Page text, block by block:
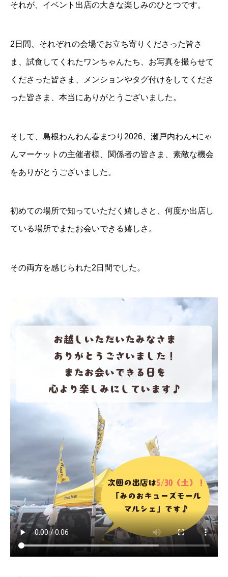
それが、イベント出店の大きな楽しみのひとつです。
2日間、それぞれの会場でお立ち寄りくださった皆さ
ま、試食してくれたワンちゃんたち、お写真を撮らせて
くださった皆さま、メンションやタグ付けをしてくださ
った皆さま、本当にありがとうございました。
そして、島根わんわん春まつり2026、瀬戸内わん+にゃ
んマーケットの主催者様、関係者の皆さま、素敵な機会
をありがとうございました。
初めての場所で知っていただく嬉しさと、何度か出店し
ている場所でまたお会いできる嬉しさ。
その両方を感じられた2日間でした。